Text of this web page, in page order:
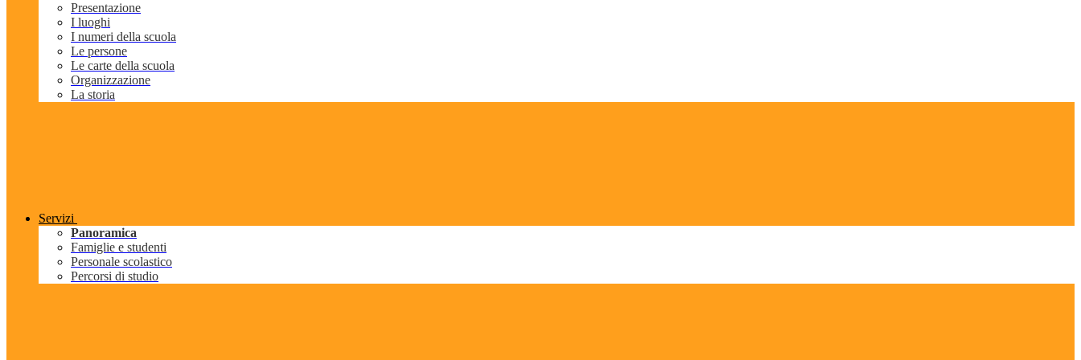
Presentazione
I luoghi
I numeri della scuola
Le persone
Le carte della scuola
Organizzazione
La storia
Servizi
Panoramica
Famiglie e studenti
Personale scolastico
Percorsi di studio